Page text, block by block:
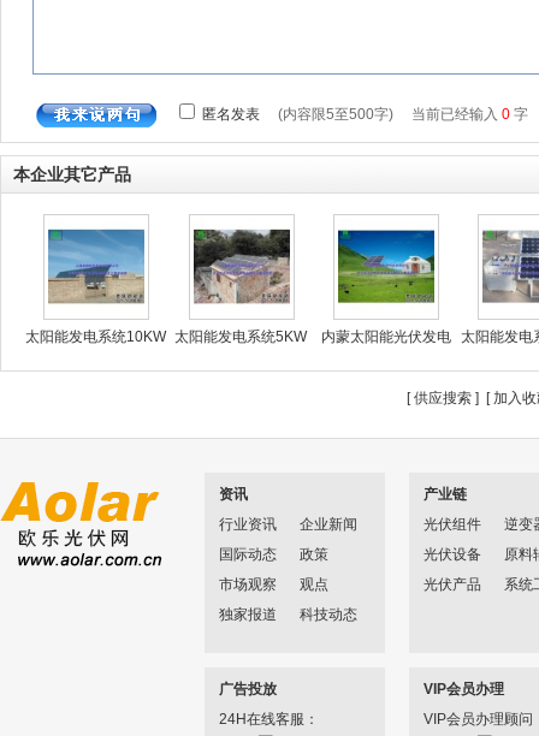
本企业其它产品
太阳能发电系统10KW 太阳能发电系统5KW
内蒙太阳能光伏发电 太阳能发电
[供应搜索 ] [加入
资讯
行业资讯
企业新闻
国际动态
政策
市场观察
观点
独家报道
科技动态
产业链
光伏组件
逆变
光伏设备
原料
光伏产品
系统
广告投放
24H在线客服：
VIP会员办理
VIP会员办理顾问